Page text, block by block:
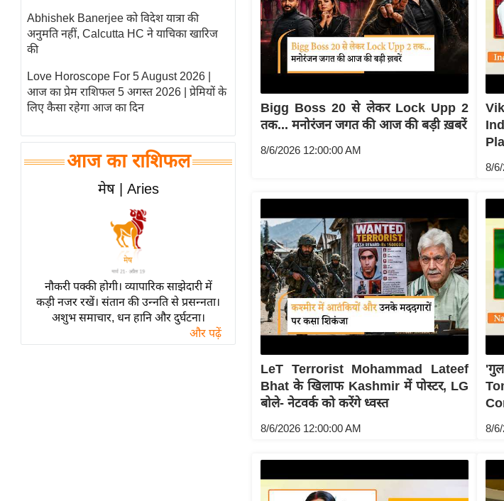
ज्योतिष
प्रभु
धर्मस्थल
व्रत
त्योहार
राशिफल
विशेष
Abhishek Banerjee को विदेश यात्रा की
अनुमति नहीं, Calcutta HC ने याचिका खारिज
की
Love Horoscope For 5 August 2026 |
आज का प्रेम राशिफल 5 अगस्त 2026 | प्रेमियों के
लिए कैसा रहेगा आज का दिन
आज का राशिफल
मेष | Aries
नौकरी पक्की होगी। व्यापारिक साझेदारी में
कड़ी नजर रखें। संतान की उन्नति से प्रसन्नता।
अशुभ समाचार, धन हानि और दुर्घटना।
और पढ़ें
Bigg Boss 20 से लेकर Lock Upp 2
तक... मनोरंजन जगत की आज की बड़ी ख़बरें
8/6/2026 12:00:00 AM
8/
LeT Terrorist Mohammad Lateef
Bhat के खिलाफ Kashmir में पोस्टर, LG
बोले- नेटवर्क को करेंगे ध्वस्त
8/6/2026 12:00:00 AM 8/